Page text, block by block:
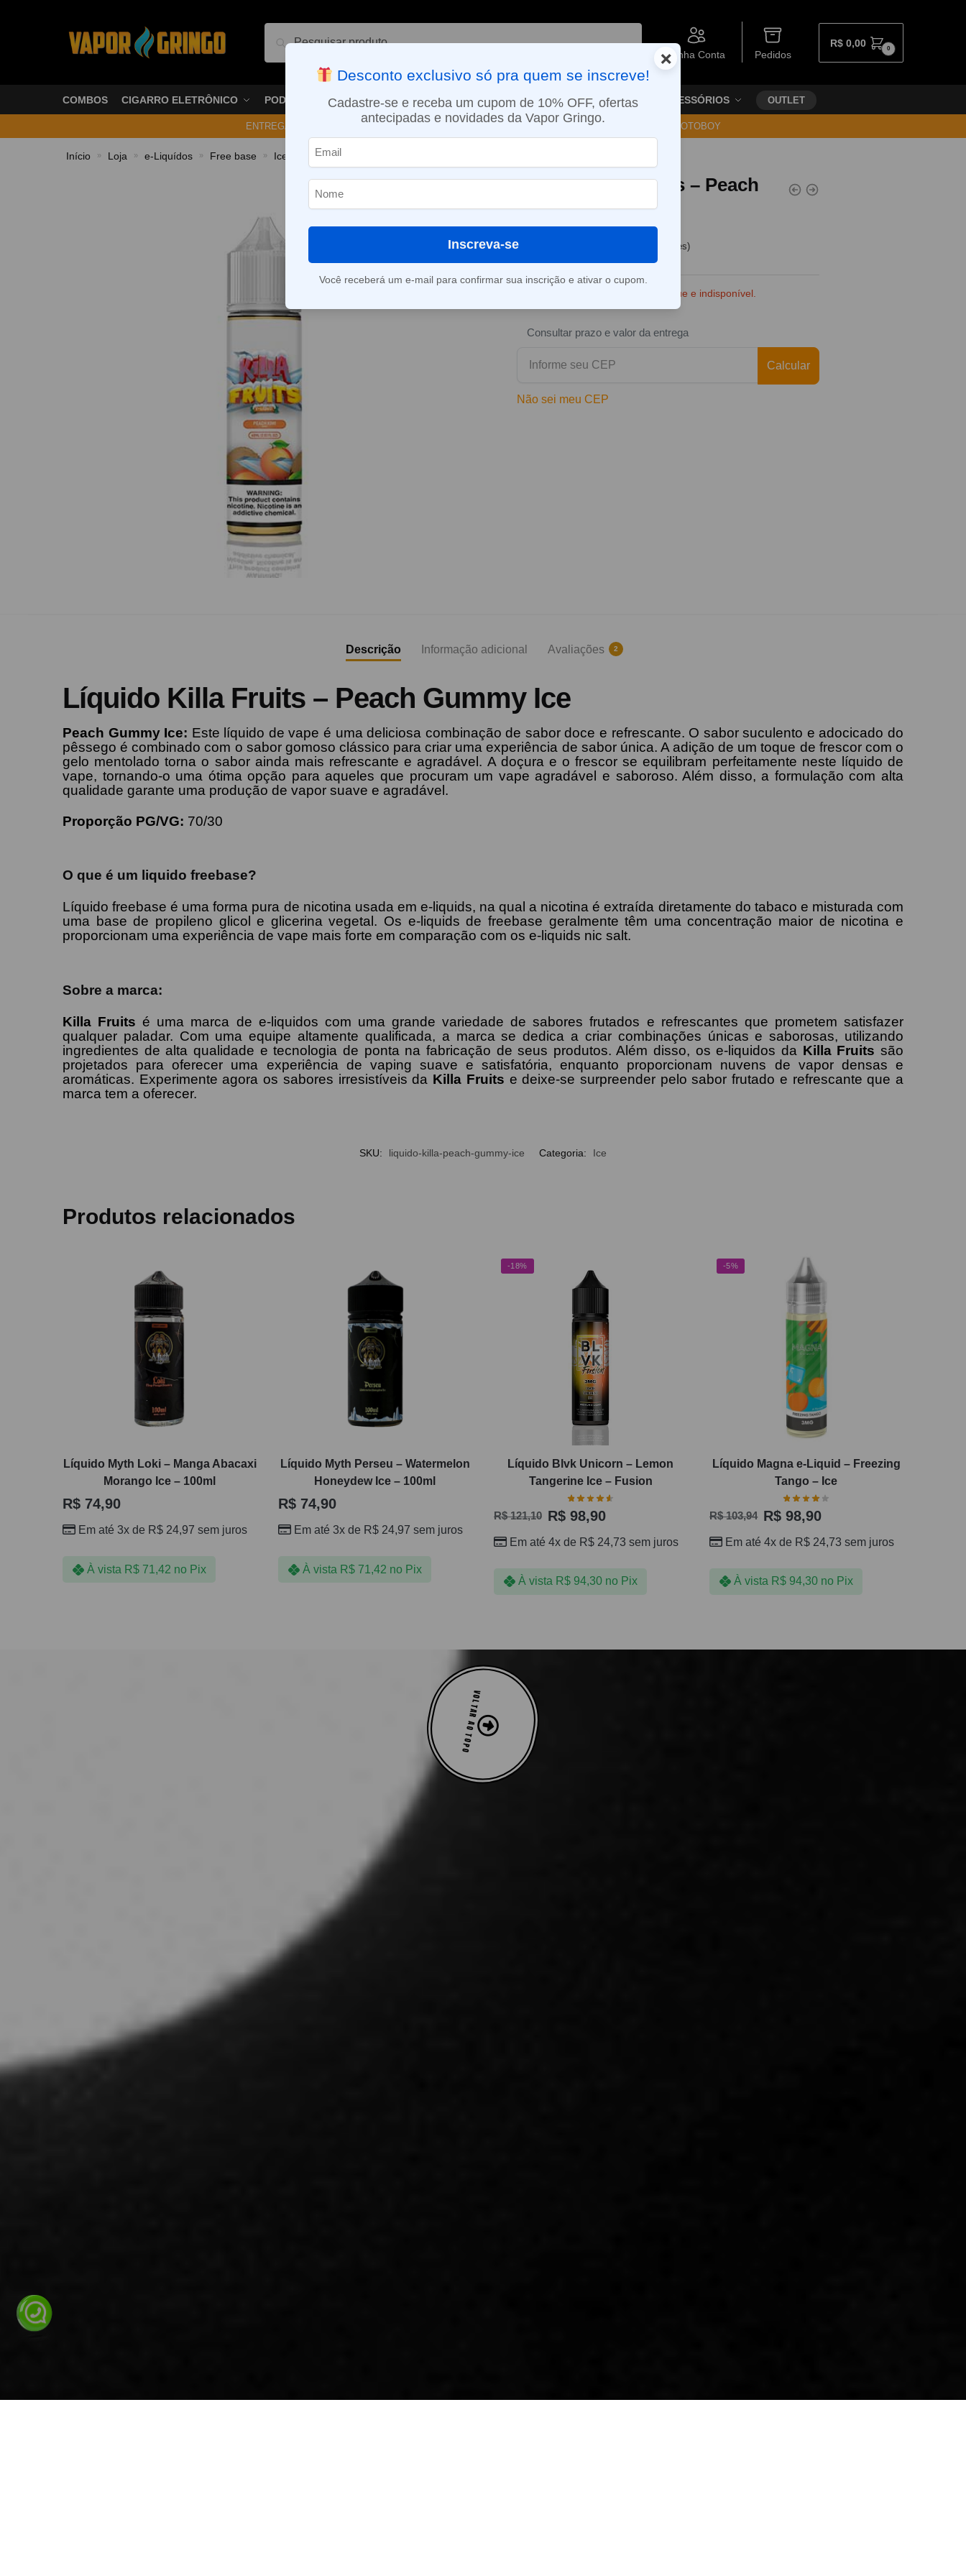
Pesquisar
Minha Conta Pedidos
R$ 0,00 0
COMBOS CIGARRO ELETRÔNICO PODS VAPORIZADOR DE ERVAS E-LIQUÍDOS NICOTINA ORAL ACESSÓRIOS OUTLET
ENTREGA NO MESMO DIA EM SÃO PAULO (SEG A SEX): PEDIDOS APROVADOS ATÉ 15:30 VIA MOTOBOY
Início » Loja » e-Liquídos » Free base » Ice Líquido Killa Fruits – Peach Gummy Ice
Líquido Killa Fruits – Peach
Gummy Ice
avaliações de clientes)
Este produto está fora de estoque e indisponível.
Consultar prazo e valor da entrega
Calcular
Não sei meu CEP
Descrição Informação adicional Avaliações 2
Líquido Killa Fruits – Peach Gummy Ice
Peach GummyIce: Este líquido de vape é uma deliciosa combinação de sabor doce e refrescante. O sabor suculento e adocicado do
pêssego é combinado com o sabor gomoso clássico para criar uma experiência de sabor única. A adição de um toque de frescor com o
gelo mentolado torna o sabor ainda mais refrescante e agradável. A doçura e o frescor se equilibram perfeitamente neste líquido de
vape, tornando-o uma ótima opção para aqueles que procuram um vape agradável e saboroso. Além disso, a formulação com alta
qualidade garante uma produção de vapor suave e agradável.
Proporção PG/VG: 70/30
O que é um liquido freebase?
Líquido freebase é uma forma pura de nicotina usada em e-liquids, na qual a nicotina é extraída diretamente do tabaco e misturada com
uma base de propileno glicol e glicerina vegetal. Os e-liquids de freebase geralmente têm uma concentração maior de nicotina e
proporcionam uma experiência de vape mais forte em comparação com os e-liquids nic salt.
Sobre a marca:
Killa Fruits é uma marca de e-liquidos com uma grande variedade de sabores frutados e refrescantes que prometem satisfazer
qualquer paladar. Com uma equipe altamente qualificada, a marca se dedica a criar combinações únicas e saborosas, utilizando
ingredientes de alta qualidade e tecnologia de ponta na fabricação de seus produtos. Além disso, os e-liquidos da Killa Fruits são
projetados para oferecer uma experiência de vaping suave e satisfatória, enquanto proporcionam nuvens de vapor densas e
aromáticas. Experimente agora os sabores irresistíveis da Killa Fruits e deixe-se surpreender pelo sabor frutado e refrescante que a
marca tem a oferecer.
SKU: liquido-killa-peach-gummy-ice Categoria: Ice
Produtos relacionados
Líquido Myth Loki – Manga Abacaxi
Morango Ice – 100ml
R$ 74,90
Em até 3x de R$ 24,97 sem juros
À vista R$71,42 no Pix
Líquido Myth Perseu – Watermelon
Honeydew Ice – 100ml
R$ 74,90
Em até 3x de R$ 24,97 sem juros
À vista R$71,42 no Pix
-18%
Líquido Blvk Unicorn – Lemon
Tangerine Ice – Fusion
R$121,10 R$98,90
Em até 4x de R$24,73 sem juros
À vista R$94,30 no Pix
-5%
Líquido Magna e-Liquid – Freezing
Tango – Ice
R$103,94 R$98,90
Em até 4x de R$24,73 sem juros
À vista R$94,30 no Pix
VOLTAR AO TOPO
×
Desconto exclusivo só pra quem se inscreve!
Cadastre-se e receba um cupom de 10% OFF, ofertas
antecipadas e novidades da Vapor Gringo.
Inscreva-se
Você receberá um e-mail para confirmar sua inscrição e ativar o cupom.